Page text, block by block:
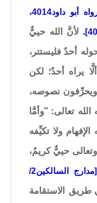
[رواه أبو داود4014،
لأنَّ الله حييٌّ
أحدٌ فليستتر،
يراه أحدٌ؛ لكن
ويحرِّفون نصوصه،
تعالى: "وأمَّا
ولا تكيِّفه
حييٌّ كريمٌ،
[مدارج السالكين2/
الاستقامة